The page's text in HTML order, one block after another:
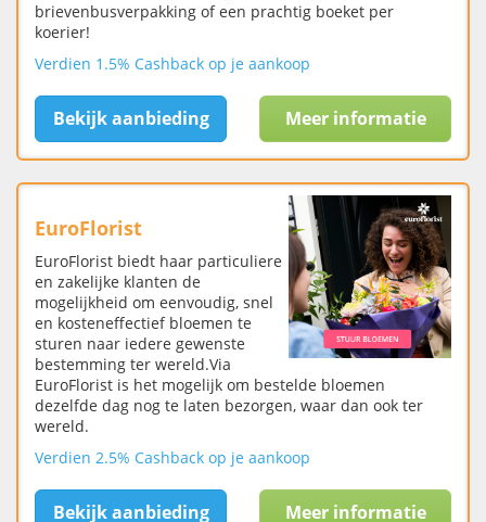
brievenbusverpakking of een prachtig boeket per
koerier!
Verdien 1.5% Cashback op je aankoop
Bekijk aanbieding Meer informatie
EuroFlorist
EuroFlorist biedt haar particuliere
en zakelijke klanten de
mogelijkheid om eenvoudig, snel
en kosteneffectief bloemen te
sturen naar iedere gewenste
bestemming ter wereld.Via
EuroFlorist is het mogelijk om bestelde bloemen
dezelfde dag nog te laten bezorgen, waar dan ook ter
wereld.
Verdien 2.5% Cashback op je aankoop
Bekijk aanbieding Meer informatie